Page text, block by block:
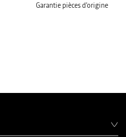
Garantie pièces d'origine